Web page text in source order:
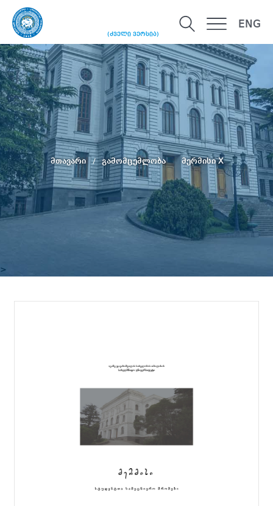
(ძველი ვერსია)
ENG
>
მთავარი გამომცემლობა მერმისი X